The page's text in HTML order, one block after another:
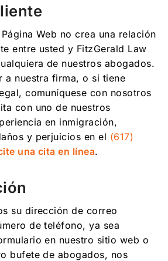
Web no crea una relación
entre usted y FitzGerald Law
de nuestros abogados.
a nuestra firma, o si tiene
comuníquese con nosotros
con uno de nuestros
en inmigración,
y perjuicios en el (617)
una cita en línea.
su dirección de correo
de teléfono, ya sea
en nuestro sitio web o
bufete de abogados, nos